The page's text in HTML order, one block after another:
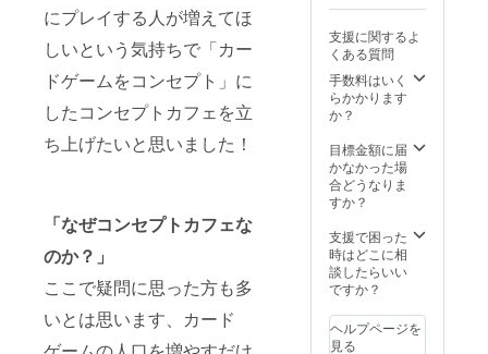
にプレイする人が増えてほ
しいという気持ちで「カー
ドゲームをコンセプト」に
したコンセプトカフェを立
ち上げたいと思いました！
「なぜコンセプトカフェな
のか？」
ここで疑問に思った方も多
いとは思います、カード
支援に関するよ
くある質問
手数料はいく
らかかります
か？
目標金額に届
かなかった場
合どうなりま
すか？
支援で困った
時はどこに相
談したらいい
ですか？
ヘルプページを
見る